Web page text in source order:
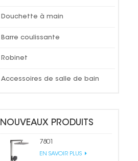
Douchette à main
Barre coulissante
Robinet
Accessoires de salle de bain
NOUVEAUX PRODUITS
7801
EN SAVOIR PLUS